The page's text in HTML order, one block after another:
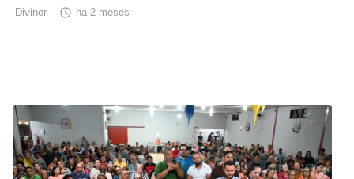
Divinor  há 2 meses